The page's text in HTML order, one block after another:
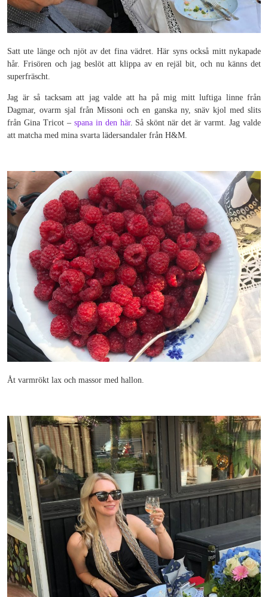
Satt ute länge och njöt av det fina vädret. Här syns också mitt nykapade
hår. Frisören och jag beslöt att klippa av en rejäl bit, och nu känns det
superfräscht.
Jag är så tacksam att jag valde att ha på mig mitt luftiga linne från
Dagmar, ovarm sjal från Missoni och en ganska ny, snäv kjol med slits
från Gina Tricot – spana in den här. Så skönt när det är varmt. Jag valde
att matcha med mina svarta lädersandaler från H&M.
Åt varmrökt lax och massor med hallon.